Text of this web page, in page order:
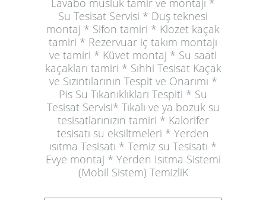
Lavabo musluk tamir ve montajı *
Su Tesisat Servisi * Duş teknesi
montaj * Sifon tamiri * Klozet kaçak
tamiri * Rezervuar iç takım montajı
ve tamiri * Küvet montaj * Su saati
kaçakları tamiri * Sıhhi Tesisat Kaçak
ve Sızıntılarının Tespit ve Onarımı *
Pis Su Tıkanıklıkları Tespiti * Su
Tesisat Servisi* Tıkalı ve ya bozuk su
tesisatlarınızın tamiri * Kalorifer
tesisatı su eksiltmeleri * Yerden
ısıtma Tesisatı * Temiz su Tesisatı *
Evye montaj * Yerden Isıtma Sistemi
(Mobil Sistem) TemizliK